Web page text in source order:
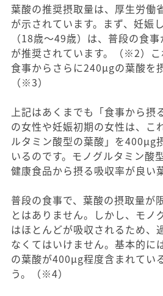
葉酸の推奨摂取量は、厚生労働
が示されています。まず、妊娠
（18歳〜49歳）は、普段の食
が推奨されています。（※2）
食事からさらに240μgの葉酸を
（※3）
上記はあくまでも「食事から摂
の女性や妊娠初期の女性は、こ
ルタミン酸型の葉酸」を400μg
いるのです。モノグルタミン酸
健康食品から摂る吸収率が良い
普段の食事で、葉酸の摂取量が
とはありません。しかし、モノ
はほとんどが吸収されるため、
なくてはいけません。基本的に
の葉酸が400μg程度含まれてい
う。（※4）